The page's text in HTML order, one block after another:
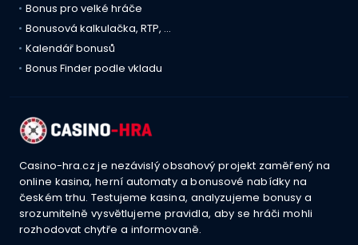
Bonus pro velké hráče
Bonusová kalkulačka, RTP, …
Kalendář bonusů
Bonus Finder podle vkladu
Casino-hra.cz je nezávislý obsahový projekt zaměřený na
online kasina, herní automaty a bonusové nabídky na
českém trhu. Testujeme kasina, analyzujeme bonusy a
srozumitelně vysvětlujeme pravidla, aby se hráči mohli
rozhodovat chytře a informovaně.